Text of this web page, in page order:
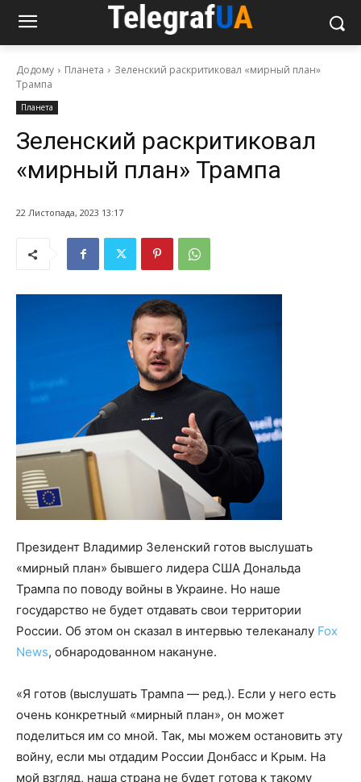
Додому Планета
Зеленский раскритиковал «мирный план»
Трампа
Планета
Зеленский раскритиковал
«мирный план» Трампа
22 Листопада, 2023 13:17
Президент Владимир Зеленский готов выслушать
«мирный план» бывшего лидера США Дональда
Трампа по поводу войны в Украине. Но наше
государство не будет отдавать свои территории
России. Об этом он сказал в интервью телеканалу Fox
News, обнародованном накануне.
«Я готов (выслушать Трампа — ред.). Если у него есть
очень конкретный «мирный план», он может
поделиться им со мной. Так, мы можем остановить эту
войну, если мы отдадим России Донбасс и Крым. На
мой взгляд, наша страна не будет готова к такому